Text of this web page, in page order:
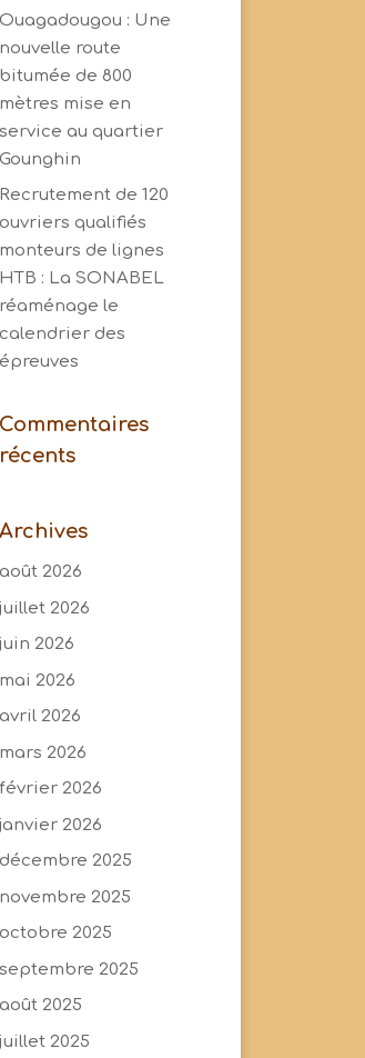
Ouagadougou : Une
nouvelle route
bitumée de 800
mètres mise en
service au quartier
Gounghin
Recrutement de 120
ouvriers qualifiés
monteurs de lignes
HTB : La SONABEL
réaménage le
calendrier des
épreuves
Commentaires
récents
Archives
août 2026
juillet 2026
juin 2026
mai 2026
avril 2026
mars 2026
février 2026
janvier 2026
décembre 2025
novembre 2025
octobre 2025
septembre 2025
août 2025
juillet 2025